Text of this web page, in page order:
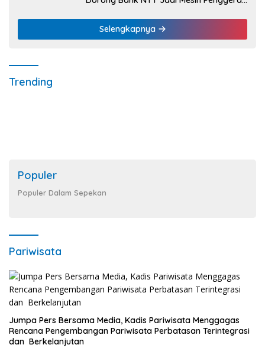
Selengkapnya
Trending
Populer
Populer Dalam Sepekan
Pariwisata
Jumpa Pers Bersama Media, Kadis Pariwisata Menggagas
Rencana Pengembangan Pariwisata Perbatasan Terintegrasi
dan Berkelanjutan